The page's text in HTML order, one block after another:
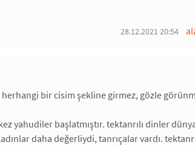
28.12.2021 20:54
herhangi bir cisim şekline girmez, gözle
yahudiler başlatmıştır. tektanrılı dinler
daha değerliydi, tanrıçalar vardı.